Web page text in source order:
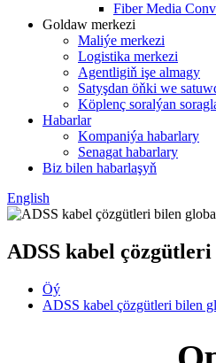
Fiber Media
Goldaw merkezi
Maliýe merkezi
Logistika merkezi
Agentligiň işe almagy
Satyşdan öňki we
Köplenç soralýan
Habarlar
Kompaniýa habarlary
Senagat habarlary
Biz bilen habarlaşyň
English
ADSS kabel
Öý
ADSS kabel çözgütleri bilen